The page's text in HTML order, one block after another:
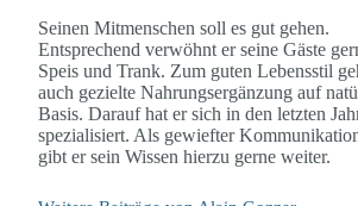
Seinen Mitmenschen soll es gut gehen.
Entsprechend verwöhnt er seine Gäste
Speis und Trank. Zum guten Lebensstil
auch gezielte Nahrungsergänzung auf
Basis. Darauf hat er sich in den letzten
spezialisiert. Als gewiefter
gibt er sein Wissen hierzu gerne weiter.